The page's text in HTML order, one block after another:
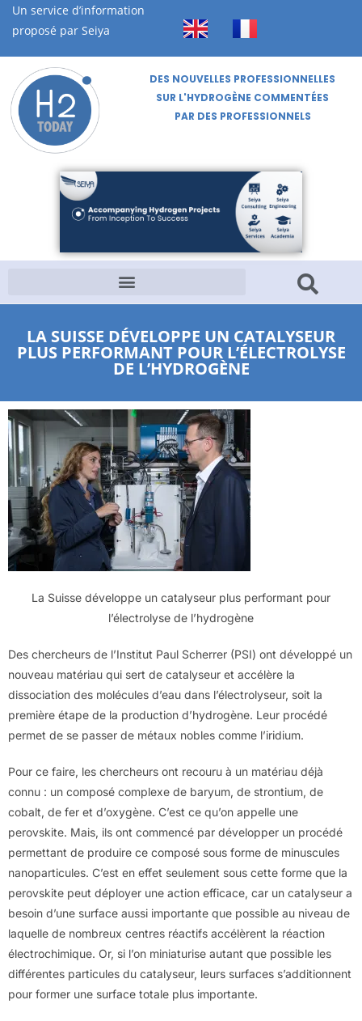
Un service d’information
proposé par Seiya
DES NOUVELLES PROFESSIONNELLES
SUR L'HYDROGÈNE COMMENTÉES
PAR DES PROFESSIONNELS
LA SUISSE DÉVELOPPE UN CATALYSEUR
PLUS PERFORMANT POUR L’ÉLECTROLYSE
DE L’HYDROGÈNE
La Suisse développe un catalyseur plus performant pour
l’électrolyse de l’hydrogène
Des chercheurs de l’Institut Paul Scherrer (PSI) ont développé un
nouveau matériau qui sert de catalyseur et accélère la
dissociation des molécules d’eau dans l’électrolyseur, soit la
première étape de la production d’hydrogène. Leur procédé
permet de se passer de métaux nobles comme l’iridium.
Pour ce faire, les chercheurs ont recouru à un matériau déjà
connu : un composé complexe de baryum, de strontium, de
cobalt, de fer et d’oxygène. C’est ce qu’on appelle une
perovskite. Mais, ils ont commencé par développer un procédé
permettant de produire ce composé sous forme de minuscules
nanoparticules. C’est en effet seulement sous cette forme que la
perovskite peut déployer une action efficace, car un catalyseur a
besoin d’une surface aussi importante que possible au niveau de
laquelle de nombreux centres réactifs accélèrent la réaction
électrochimique. Or, si l’on miniaturise autant que possible les
différentes particules du catalyseur, leurs surfaces s’additionnent
pour former une surface totale plus importante.